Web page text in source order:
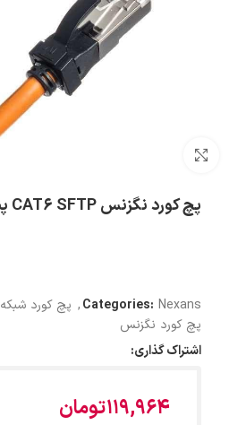
پچ کورد نگزنس CAT6 SFTP پنج متری
Categories: Nexans
, پچ کورد شبکه
پچ کورد نگزنس
اشتراک گذاری:
119,964تومان